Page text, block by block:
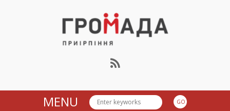
Громада Приірпіння
MENU